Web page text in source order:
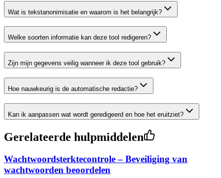
Wat is tekstanonimisatie en waarom is het belangrijk?
Welke soorten informatie kan deze tool redigeren?
Zijn mijn gegevens veilig wanneer ik deze tool gebruik?
Hoe nauwkeurig is de automatische redactie?
Kan ik aanpassen wat wordt geredigeerd en hoe het eruitziet?
Gerelateerde hulpmiddelen
Wachtwoordsterktecontrole – Beveiliging van
wachtwoorden beoordelen